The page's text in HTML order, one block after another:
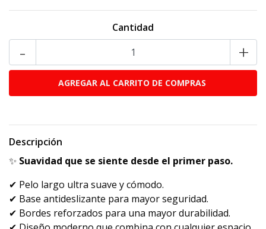
Cantidad
- +
Descripción
✨ Suavidad que se siente desde el primer paso.
✔ Pelo largo ultra suave y cómodo.
✔ Base antideslizante para mayor seguridad.
✔ Bordes reforzados para una mayor durabilidad.